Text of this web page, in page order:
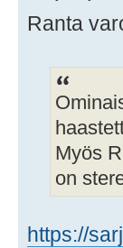
Ranta
Myös
on
https://